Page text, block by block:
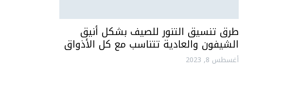
طرق تنسيق التنور للصيف بشكل أنيق
الشيفون والعادية تتناسب مع كل الأذواق
أغسطس 8, 2023